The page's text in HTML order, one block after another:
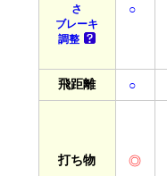
さ
ブレーキ
調整
○
飛距離 ○
打ち物 ◎